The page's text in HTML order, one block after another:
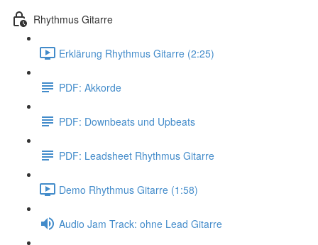
Rhythmus Gitarre
Erklärung Rhythmus Gitarre (2:25)
PDF: Akkorde
PDF: Downbeats und Upbeats
PDF: Leadsheet Rhythmus Gitarre
Demo Rhythmus Gitarre (1:58)
Audio Jam Track: ohne Lead Gitarre